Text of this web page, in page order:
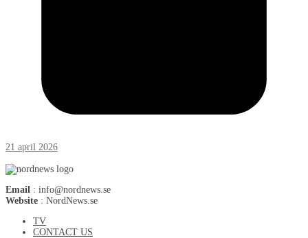
21 april 2026
Email : info@nordnews.se
Website : NordNews.se
TV
CONTACT US